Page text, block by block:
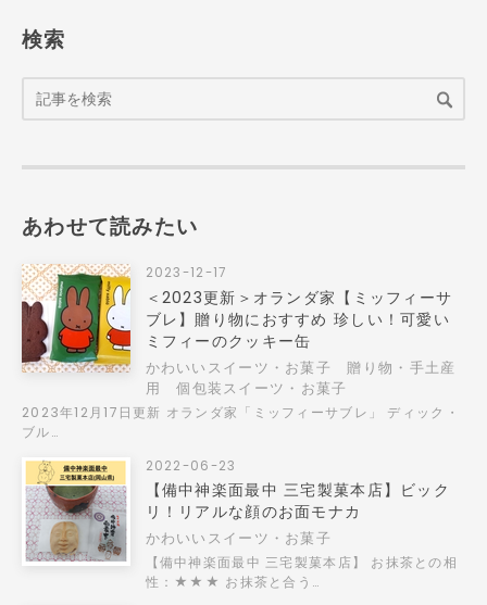
検索
あわせて読みたい
2023-12-17
＜2023更新＞オランダ家【ミッフィーサ
ブレ】贈り物におすすめ 珍しい！可愛い
ミフィーのクッキー缶
かわいいスイーツ・お菓子
贈り物・手土産
用
個包装スイーツ・お菓子
2023年12月17日更新 オランダ家「ミッフィーサブレ」 ディック・
ブル…
2022-06-23
【備中神楽面最中 三宅製菓本店】ビック
リ！リアルな顔のお面モナカ
かわいいスイーツ・お菓子
【備中神楽面最中 三宅製菓本店】 お抹茶との相
性：★★★ お抹茶と合う…